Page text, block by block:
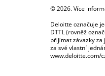
© 2026. Více
Deloitte označuje
DTTL (rovněž
přijímat závazky za
za své vlastní
www.deloitte.com/